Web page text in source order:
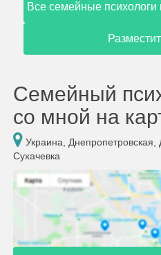
Все семейные психологи
Семейный
со мной на
Украина,
Сухачевка